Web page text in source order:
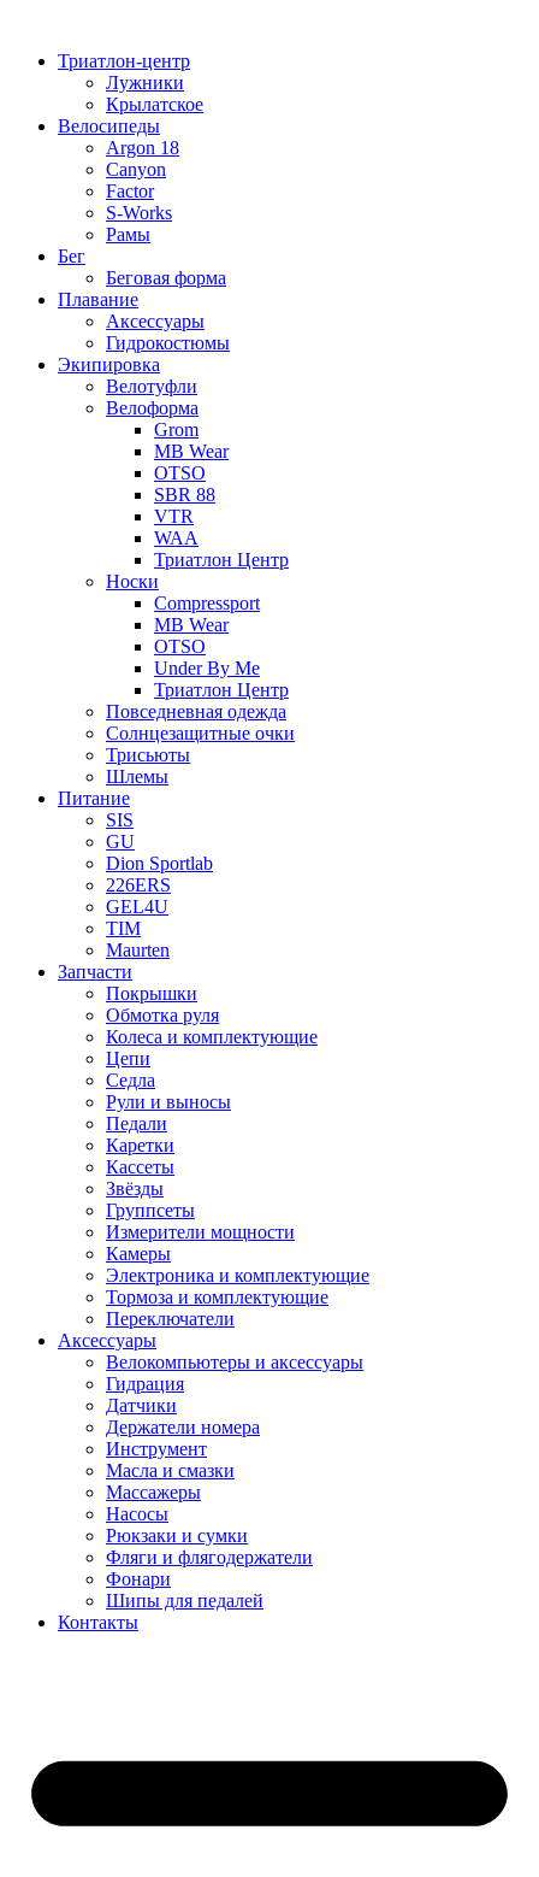
содержимому
Триатлон-центр
Лужники
Крылатское
Велосипеды
Argon 18
Canyon
Factor
S-Works
Рамы
Бег
Беговая форма
Плавание
Аксессуары
Гидрокостюмы
Экипировка
Велотуфли
Велоформа
Grom
MB Wear
OTSO
SBR 88
VTR
WAA
Триатлон Центр
Носки
Compressport
MB Wear
OTSO
Under By Me
Триатлон Центр
Повседневная одежда
Солнцезащитные очки
Трисьюты
Шлемы
Питание
SIS
GU
Dion Sportlab
226ERS
GEL4U
TIM
Maurten
Запчасти
Покрышки
Обмотка руля
Колеса и комплектующие
Цепи
Седла
Рули и выносы
Педали
Каретки
Кассеты
Звёзды
Группсеты
Измерители мощности
Камеры
Электроника и комплектующие
Тормоза и комплектующие
Переключатели
Аксессуары
Велокомпьютеры и аксессуары
Гидрация
Датчики
Держатели номера
Инструмент
Масла и смазки
Массажеры
Насосы
Рюкзаки и сумки
Фляги и флягодержатели
Фонари
Шипы для педалей
Контакты